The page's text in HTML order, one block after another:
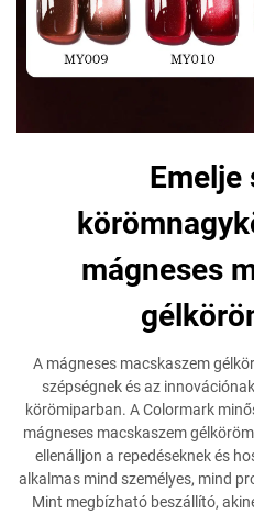
Emelje
mágneses
A mágneses macskaszem
szépségnek és az
körömiparban. A Colormark
mágneses macskaszem
ellenálljon a repedéseknek és
alkalmas mind személyes, mind
Mint megbízható beszállító,